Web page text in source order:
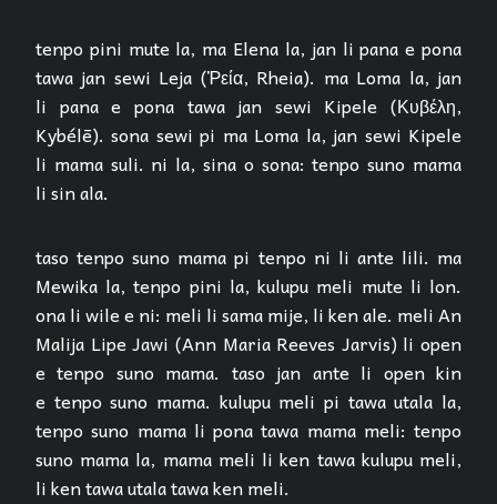
tenpo pini mute la, ma Elena la, jan li pana e pona
tawa jan sewi Leja (Ῥεία, Rheia). ma Loma la, jan
li pana e pona tawa jan sewi Kipele (Κυβέλη,
Kybélē). sona sewi pi ma Loma la, jan sewi Kipele
li mama suli. ni la, sina o sona: tenpo suno mama
li sin ala.
taso tenpo suno mama pi tenpo ni li ante lili. ma
Mewika la, tenpo pini la, kulupu meli mute li lon.
ona li wile e ni: meli li sama mije, li ken ale. meli An
Malija Lipe Jawi (Ann Maria Reeves Jarvis) li open
e tenpo suno mama. taso jan ante li open kin
e tenpo suno mama. kulupu meli pi tawa utala la,
tenpo suno mama li pona tawa mama meli: tenpo
suno mama la, mama meli li ken tawa kulupu meli,
li ken tawa utala tawa ken meli.